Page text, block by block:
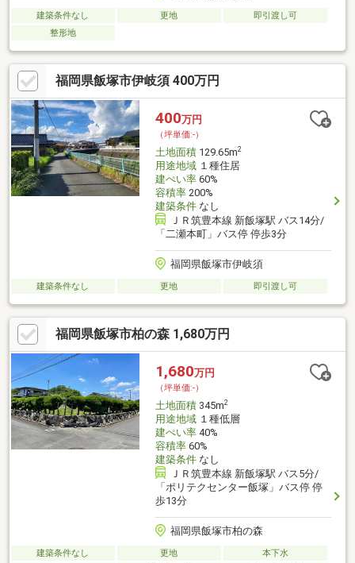
建築条件なし 更地
即引渡し可
整形地
福岡県飯塚市伊岐須 400万円
400万円
（坪単価:-）
土地面積129.65m2
用途地域１種住居
建ぺい率60%
容積率200%
建築条件なし
ＪＲ筑豊本線 新飯塚駅 バス14分/
「二瀬本町」バス停 停歩3分
福岡県飯塚市伊岐須
建築条件なし 更地 即引渡し可
福岡県飯塚市柏の森 1,680万円
1,680万円
（坪単価:-）
土地面積345m2
用途地域１種低層
建ぺい率40%
容積率60%
建築条件なし
ＪＲ筑豊本線 新飯塚駅 バス5分/
「ポリテクセンター飯塚」バス停 停
歩13分
福岡県飯塚市柏の森
建築条件なし 更地
本下水